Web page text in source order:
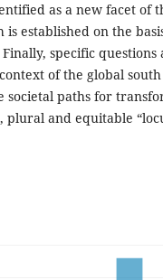
as a new facet of
established on the
specific questions
of the global
societal paths for
and equitable